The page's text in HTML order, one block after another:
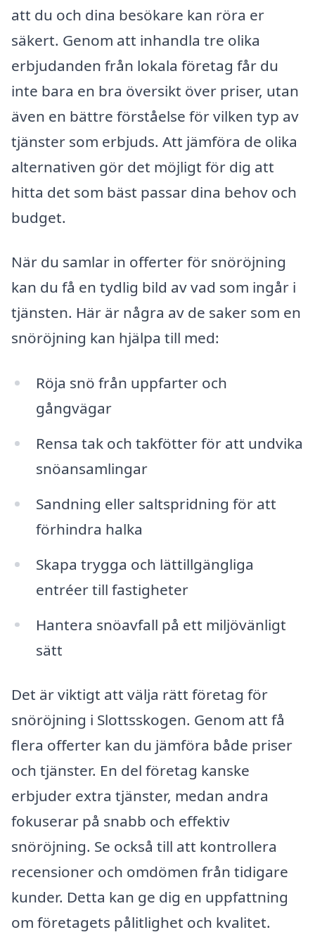
att du och dina besökare kan röra er
säkert. Genom att inhandla tre olika
erbjudanden från lokala företag får du
inte bara en bra översikt över priser, utan
även en bättre förståelse för vilken typ av
tjänster som erbjuds. Att jämföra de olika
alternativen gör det möjligt för dig att
hitta det som bäst passar dina behov och
budget.
När du samlar in offerter för snöröjning
kan du få en tydlig bild av vad som ingår i
tjänsten. Här är några av de saker som en
snöröjning kan hjälpa till med:
Röja snö från uppfarter och
gångvägar
Rensa tak och takfötter för att undvika
snöansamlingar
Sandning eller saltspridning för att
förhindra halka
Skapa trygga och lättillgängliga
entréer till fastigheter
Hantera snöavfall på ett miljövänligt
sätt
Det är viktigt att välja rätt företag för
snöröjning i Slottsskogen. Genom att få
flera offerter kan du jämföra både priser
och tjänster. En del företag kanske
erbjuder extra tjänster, medan andra
fokuserar på snabb och effektiv
snöröjning. Se också till att kontrollera
recensioner och omdömen från tidigare
kunder. Detta kan ge dig en uppfattning
om företagets pålitlighet och kvalitet.